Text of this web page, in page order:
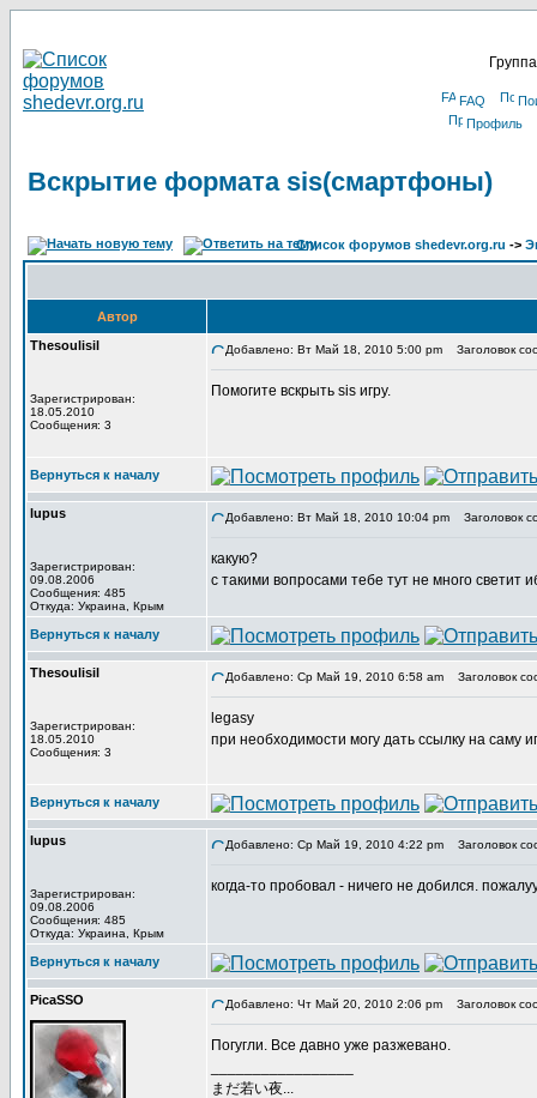
FAQ
Профиль
Вскрытие формата sis(смартфоны)
Список форумов shedevr.org.ru ->
Автор
Thesoulisil
Зарегистрирован:
18.05.2010
Сообщения: 3
Добавлено: Вт Май 18, 2010 5:00 pm Заголовок
Помогите вскрыть sis игру.
Вернуться к началу
lupus
Зарегистрирован:
09.08.2006
Сообщения: 485
Откуда: Украина, Крым
Добавлено: Вт Май 18, 2010 10:04 pm Заголовок
какую?
с такими вопросами тебе тут не много светит
Вернуться к началу
Thesoulisil
Зарегистрирован:
18.05.2010
Сообщения: 3
Добавлено: Ср Май 19, 2010 6:58 am Заголовок
legasy
при необходимости могу дать ссылку на саму
Вернуться к началу
lupus
Зарегистрирован:
09.08.2006
Сообщения: 485
Откуда: Украина, Крым
Добавлено: Ср Май 19, 2010 4:22 pm Заголовок
когда-то пробовал - ничего не добился.
Вернуться к началу
PicaSSO Добавлено: Чт Май 20, 2010 2:06 pm Заголовок
Погугли. Все давно уже разжевано.
まだ若い夜...